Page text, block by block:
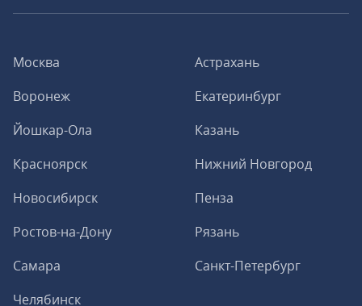
Москва
Астрахань
Воронеж
Екатеринбург
Йошкар-Ола
Казань
Красноярск
Нижний Новгород
Новосибирск
Пенза
Ростов-на-Дону
Рязань
Самара
Санкт-Петербург
Челябинск